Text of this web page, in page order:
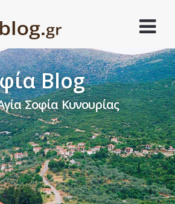
Blog
Σοφία Κυνουρίας